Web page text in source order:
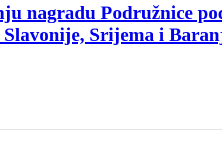
nagradu Podružnice
Srijema i